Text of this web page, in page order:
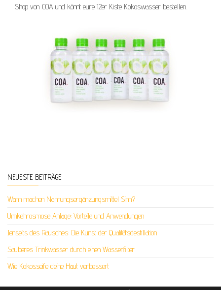
Shop von .COA und könnt eure 12er Kiste Kokoswasser bestellen.
NEUESTE BEITRÄGE
Wann machen Nahrungsergänzungsmittel Sinn?
Umkehrosmose Anlage: Vorteile und Anwendungen
Jenseits des Rausches: Die Kunst der Qualitätsdestillation
Sauberes Trinkwasser durch einen Wasserfilter
Wie Kokosseife deine Haut verbessert